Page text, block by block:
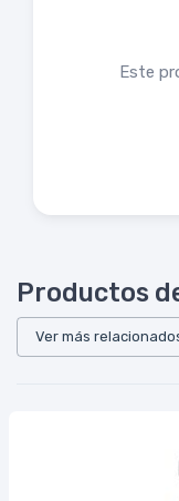
Este
Productos
Ver más